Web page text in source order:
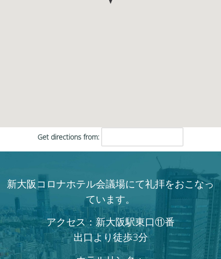
Get directions from:
新大阪コロナホテル会議場にて礼拝をおこなっ
ています。
アクセス：新大阪駅東口⑪番
出口より徒歩3分